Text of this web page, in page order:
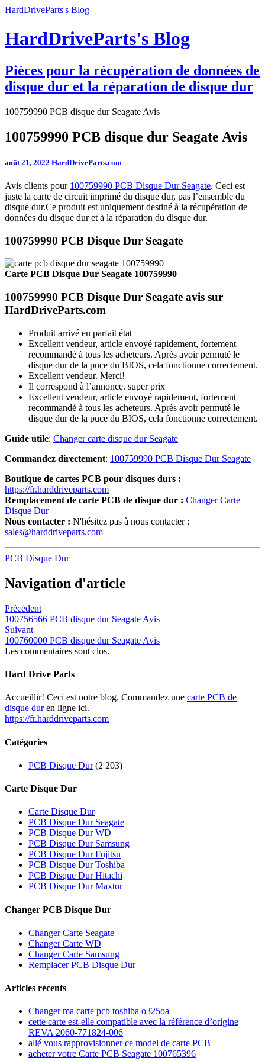
HardDriveParts's Blog
HardDriveParts's Blog
Pièces pour la récupération de données de
disque dur et la réparation de disque dur
100759990 PCB disque dur Seagate Avis
100759990 PCB disque dur Seagate Avis
août 21, 2022 HardDriveParts.com
Avis clients pour 100759990 PCB Disque Dur Seagate. Ceci est
juste la carte de circuit imprimé du disque dur, pas l’ensemble du
disque dur.Ce produit est uniquement destiné à la récupération de
données du disque dur et à la réparation du disque dur.
100759990 PCB Disque Dur Seagate
Carte PCB Disque Dur Seagate 100759990
100759990 PCB Disque Dur Seagate avis sur
HardDriveParts.com
Produit arrivé en parfait état
Excellent vendeur, article envoyé rapidement, fortement
recommandé à tous les acheteurs. Après avoir permuté le
disque dur de la puce du BIOS, cela fonctionne correctement.
Excellent vendeur. Merci!
Il correspond à l’annonce. super prix
Excellent vendeur, article envoyé rapidement, fortement
recommandé à tous les acheteurs. Après avoir permuté le
disque dur de la puce du BIOS, cela fonctionne correctement.
Guide utile: Changer carte disque dur Seagate
Commandez directement: 100759990 PCB Disque Dur Seagate
Boutique de cartes PCB pour disques durs :
https://fr.harddriveparts.com
Remplacement de carte PCB de disque dur : Changer Carte
Disque Dur
Nous contacter : N'hésitez pas à nous contacter :
sales@harddriveparts.com
PCB Disque Dur
Navigation d'article
Précédent
100756566 PCB disque dur Seagate Avis
Suivant
100760000 PCB disque dur Seagate Avis
Les commentaires sont clos.
Hard Drive Parts
Accueillir! Ceci est notre blog. Commandez une carte PCB de
disque duren ligne ici.
https://fr.harddriveparts.com
Catégories
PCB Disque Dur(2 203)
Carte Disque Dur
Carte Disque Dur
PCB Disque Dur Seagate
PCB Disque Dur WD
PCB Disque Dur Samsung
PCB Disque Dur Fujitsu
PCB Disque Dur Toshiba
PCB Disque Dur Hitachi
PCB Disque Dur Maxtor
Changer PCB Disque Dur
Changer Carte Seagate
Changer Carte WD
Changer Carte Samsung
Remplacer PCB Disque Dur
Articles récents
Changer ma carte pcb toshiba o325oa
cette carte est-elle compatible avec la référence d’origine
REVA 2060-771824-006
allé vous rapprovisionner ce model de carte PCB
acheter votre Carte PCB Seagate 100765396